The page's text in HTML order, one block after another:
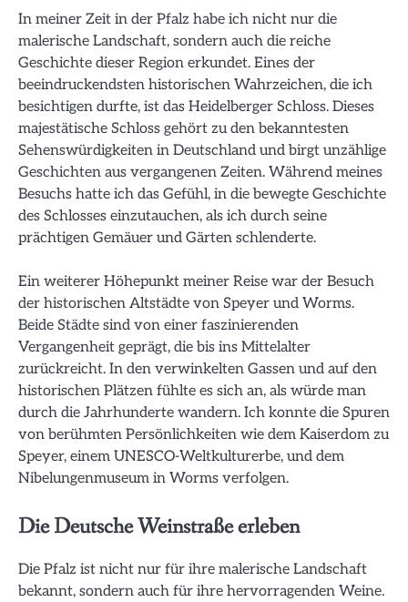
In meiner Zeit in der Pfalz habe ich nicht nur die
malerische Landschaft, sondern auch die reiche
Geschichte dieser Region erkundet. Eines der
beeindruckendsten historischen Wahrzeichen, die ich
besichtigen durfte, ist das Heidelberger Schloss. Dieses
majestätische Schloss gehört zu den bekanntesten
Sehenswürdigkeiten in Deutschland und birgt unzählige
Geschichten aus vergangenen Zeiten. Während meines
Besuchs hatte ich das Gefühl, in die bewegte Geschichte
des Schlosses einzutauchen, als ich durch seine
prächtigen Gemäuer und Gärten schlenderte.
Ein weiterer Höhepunkt meiner Reise war der Besuch
der historischen Altstädte von Speyer und Worms.
Beide Städte sind von einer faszinierenden
Vergangenheit geprägt, die bis ins Mittelalter
zurückreicht. In den verwinkelten Gassen und auf den
historischen Plätzen fühlte es sich an, als würde man
durch die Jahrhunderte wandern. Ich konnte die Spuren
von berühmten Persönlichkeiten wie dem Kaiserdom zu
Speyer, einem UNESCO-Weltkulturerbe, und dem
Nibelungenmuseum in Worms verfolgen.
Die Deutsche Weinstraße erleben
Die Pfalz ist nicht nur für ihre malerische Landschaft
bekannt, sondern auch für ihre hervorragenden Weine.